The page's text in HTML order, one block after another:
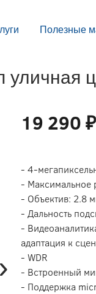
Полезные
›
19 290 ₽
- 4-
-
- Объектив: 2.8
- Дальность
-
адаптация к
- WDR
- Встроенный
- Поддержка